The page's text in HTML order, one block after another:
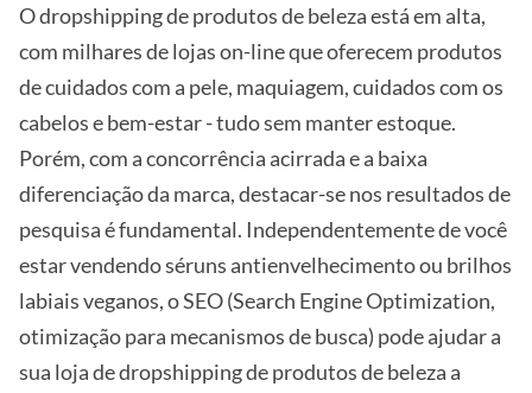
O dropshipping de produtos de beleza está em alta,
com milhares de lojas on-line que oferecem produtos
de cuidados com a pele, maquiagem, cuidados com os
cabelos e bem-estar - tudo sem manter estoque.
Porém, com a concorrência acirrada e a baixa
diferenciação da marca, destacar-se nos resultados de
pesquisa é fundamental. Independentemente de você
estar vendendo séruns antienvelhecimento ou brilhos
labiais veganos, o SEO (Search Engine Optimization,
otimização para mecanismos de busca) pode ajudar a
sua loja de dropshipping de produtos de beleza a